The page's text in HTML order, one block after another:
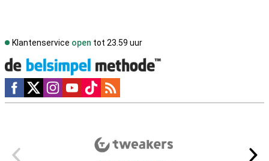
Klantenservice open tot 23.59 uur
Social media